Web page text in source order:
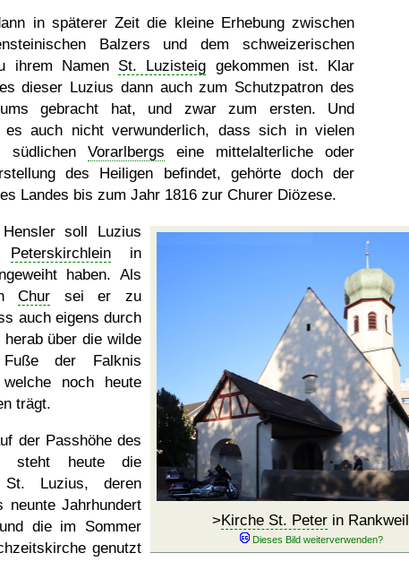
in späterer Zeit die kleine Erhebung zwischen
Balzers und dem schweizerischen
ihrem Namen St. Luzisteig gekommen ist. Klar
dieser Luzius dann auch zum Schutzpatron des
gebracht hat, und zwar zum ersten. Und
es auch nicht verwunderlich, dass sich in vielen
südlichen Vorarlbergs eine mittelalterliche oder
des Heiligen befindet, gehörte doch der
Landes bis zum Jahr 1816 zur Churer Diözese.
>Kirche St. Peter in Rankweil
soll Luzius
Peterskirchleinin
haben. Als
Chur sei er zu
auch eigens durch
über die wilde
der Falknis
welche noch heute
trägt.
der Passhöhe des
steht heute die
St. Luzius, deren
neunte Jahrhundert
die im Sommer
genutzt